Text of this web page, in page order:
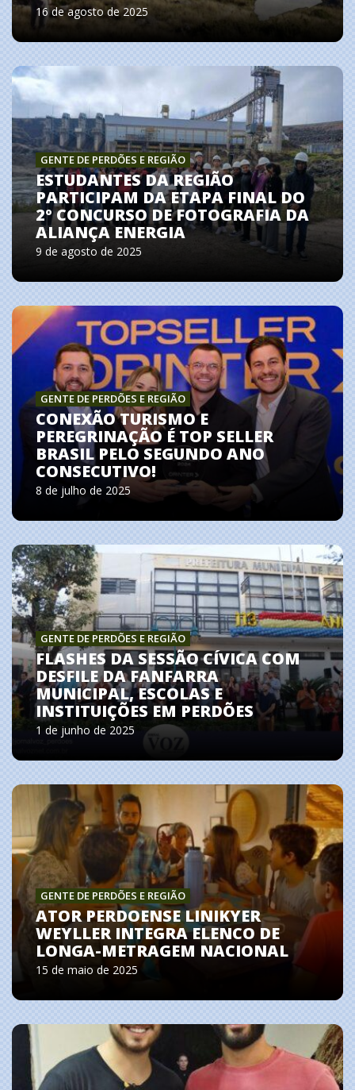
16 de agosto de 2025
GENTE DE PERDÕES E REGIÃO
ESTUDANTES DA REGIÃO
PARTICIPAM DA ETAPA FINAL DO
2º CONCURSO DE FOTOGRAFIA DA
ALIANÇA ENERGIA
9 de agosto de 2025
GENTE DE PERDÕES E REGIÃO
CONEXÃO TURISMO E
PEREGRINAÇÃO É TOP SELLER
BRASIL PELO SEGUNDO ANO
CONSECUTIVO!
8 de julho de 2025
GENTE DE PERDÕES E REGIÃO
FLASHES DA SESSÃO CÍVICA COM
DESFILE DA FANFARRA
MUNICIPAL, ESCOLAS E
INSTITUIÇÕES EM PERDÕES
1 de junho de 2025
GENTE DE PERDÕES E REGIÃO
ATOR PERDOENSE LINIKYER
WEYLLER INTEGRA ELENCO DE
LONGA-METRAGEM NACIONAL
15 de maio de 2025